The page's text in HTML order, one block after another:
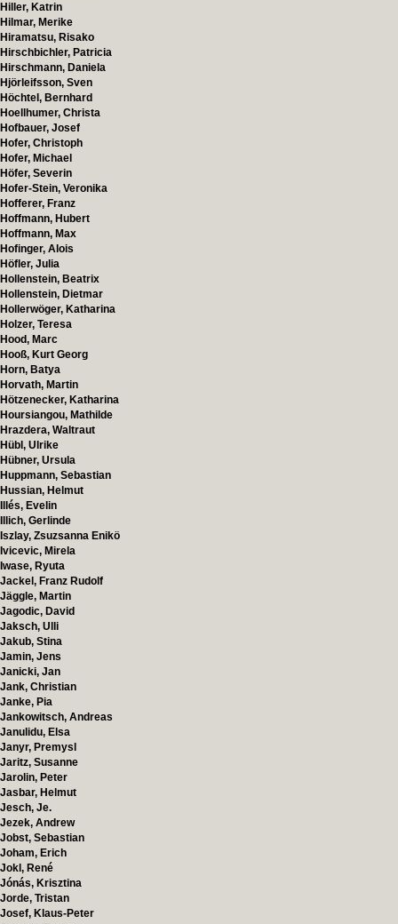
Hiller, Katrin
Hilmar, Merike
Hiramatsu, Risako
Hirschbichler, Patricia
Hirschmann, Daniela
Hjörleifsson, Sven
Höchtel, Bernhard
Hoellhumer, Christa
Hofbauer, Josef
Hofer, Christoph
Hofer, Michael
Höfer, Severin
Hofer-Stein, Veronika
Hofferer, Franz
Hoffmann, Hubert
Hoffmann, Max
Hofinger, Alois
Höfler, Julia
Hollenstein, Beatrix
Hollenstein, Dietmar
Hollerwöger, Katharina
Holzer, Teresa
Hood, Marc
Hooß, Kurt Georg
Horn, Batya
Horvath, Martin
Hötzenecker, Katharina
Hoursiangou, Mathilde
Hrazdera, Waltraut
Hübl, Ulrike
Hübner, Ursula
Huppmann, Sebastian
Hussian, Helmut
Illés, Evelin
Illich, Gerlinde
Iszlay, Zsuzsanna Enikö
Ivicevic, Mirela
Iwase, Ryuta
Jackel, Franz Rudolf
Jäggle, Martin
Jagodic, David
Jaksch, Ulli
Jakub, Stina
Jamin, Jens
Janicki, Jan
Jank, Christian
Janke, Pia
Jankowitsch, Andreas
Janulidu, Elsa
Janyr, Premysl
Jaritz, Susanne
Jarolin, Peter
Jasbar, Helmut
Jesch, Je.
Jezek, Andrew
Jobst, Sebastian
Joham, Erich
Jokl, René
Jónás, Krisztina
Jorde, Tristan
Josef, Klaus-Peter